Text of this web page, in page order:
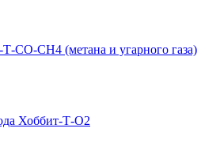
Т-СО-СН4 (метана и угарного газа)
Хоббит-Т-О2